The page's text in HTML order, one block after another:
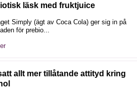
läsk med fruktjuice
Simply (ägt av Coca Cola) ger sig in på
för prebio...
allt mer tillåtande attityd kring